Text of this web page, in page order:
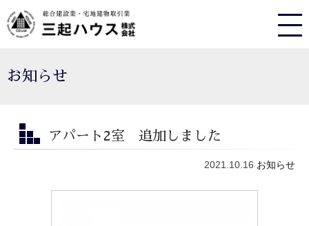
お知らせ
アパート2室 追加しました
2021.10.16 お知らせ